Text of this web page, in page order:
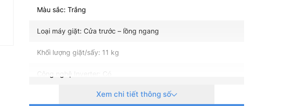
Màu sắc: Trắng
Loại máy giặt: Cửa trước – lồng ngang
Khối lượng giặt/sấy: 11 kg
Công nghệ Inverter: Có
Tốc độ quay vắt: 1400 vòng/phút
Xem chi tiết thông số